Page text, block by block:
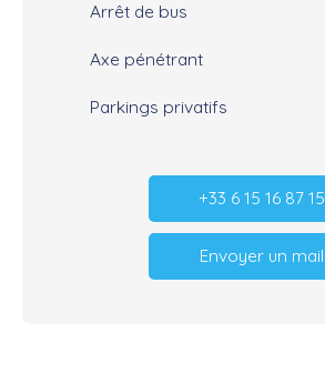
Arrêt de bus
Axe pénétrant
Parkings privatifs
+33 6 15 16 87 15
Envoyer un mail